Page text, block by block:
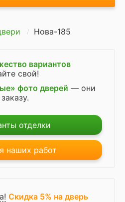
Нова-185
вариантов
свой!
фото дверей — они
отделки
наших работ
Скидка 5% на дверь